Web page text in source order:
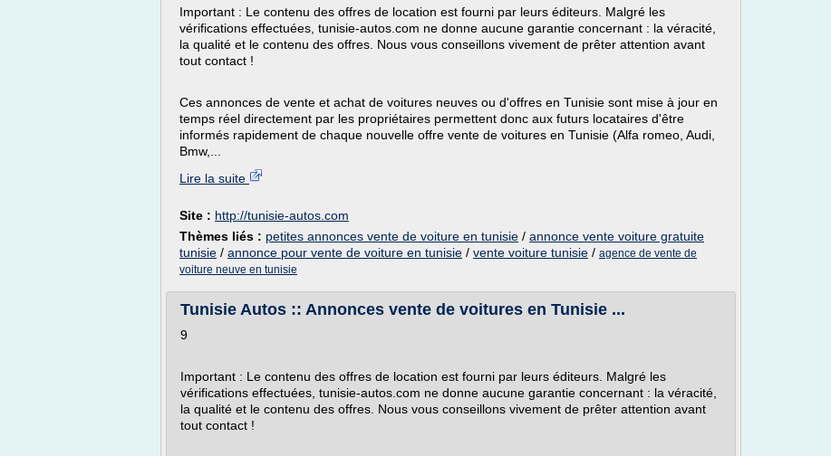
Important : Le contenu des offres de location est fourni par leurs éditeurs. Malgré les
vérifications effectuées, tunisie-autos.com ne donne aucune garantie concernant : la véracité,
la qualité et le contenu des offres. Nous vous conseillons vivement de prêter attention avant
tout contact !
Ces annonces de vente et achat de voitures neuves ou d'offres en Tunisie sont mise à jour en
temps réel directement par les propriétaires permettent donc aux futurs locataires d'être
informés rapidement de chaque nouvelle offre vente de voitures en Tunisie (Alfa romeo, Audi,
Bmw,...
Lire la suite
Site : http://tunisie-autos.com
Thèmes liés : petites annonces vente de voiture en tunisie / annonce vente voiture gratuite
tunisie / annonce pour vente de voiture en tunisie / vente voiture tunisie / agence de vente de
voiture neuve en tunisie
Tunisie Autos :: Annonces vente de voitures en Tunisie ...
9
Important : Le contenu des offres de location est fourni par leurs éditeurs. Malgré les
vérifications effectuées, tunisie-autos.com ne donne aucune garantie concernant : la véracité,
la qualité et le contenu des offres. Nous vous conseillons vivement de prêter attention avant
tout contact !